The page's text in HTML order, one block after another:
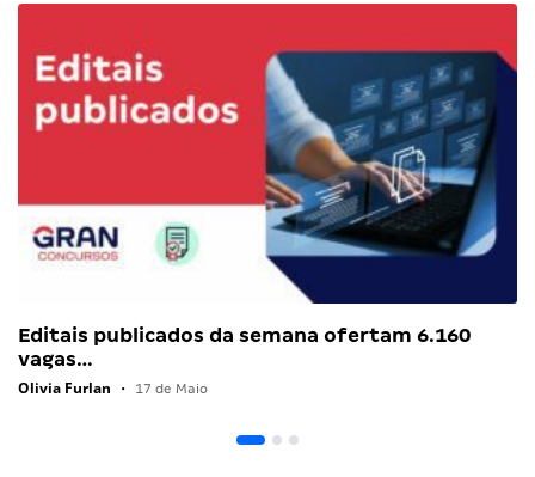
Editais publicados da semana ofertam 6.160
vagas…
Olivia Furlan • 17 de Maio